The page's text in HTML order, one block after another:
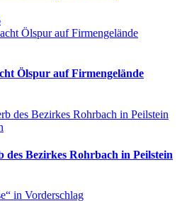
Ölspur auf Firmengelände
des Bezirkes Rohrbach in Peilstein